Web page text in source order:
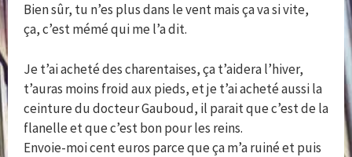
Bien sûr, tu n’es plus dans le vent mais ça va si vite,
ça, c’est mémé qui me l’a dit.
Je t’ai acheté des charentaises, ça t’aidera l’hiver,
t’auras moins froid aux pieds, et je t’ai acheté aussi la
ceinture du docteur Gauboud, il parait que c’est de la
flanelle et que c’est bon pour les reins.
Envoie-moi cent euros parce que ça m’a ruiné et puis